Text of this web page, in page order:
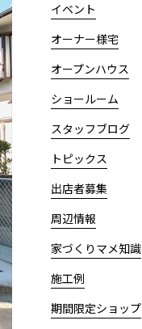
イベント
オーナー様宅
オープンハウス
ショールーム
スタッフブログ
トピックス
出店者募集
周辺情報
家づくりマメ知識
施工例
期間限定ショップ